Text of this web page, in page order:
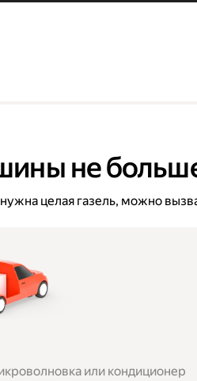
не
целая газель, можно
или кондиционер